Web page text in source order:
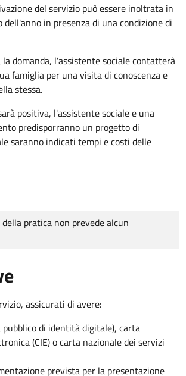
del servizio può essere inoltrata in
in presenza di una condizione di
domanda, l'assistente sociale contatterà
famiglia per una visita di conoscenza e
stessa.
positiva, l'assistente sociale e una
predisporranno un progetto di
saranno indicati tempi e costi delle
pratica non prevede alcun
assicurati di avere:
pubblico di identità digitale), carta
(CIE) o carta nazionale dei servizi
prevista per la presentazione